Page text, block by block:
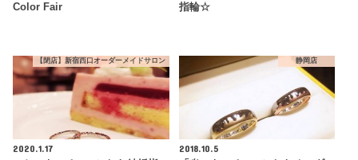
Color Fair
指輪☆
【閉店】新宿西口オーダーメイドサロン
2020.1.17
静岡店
2018.10.5